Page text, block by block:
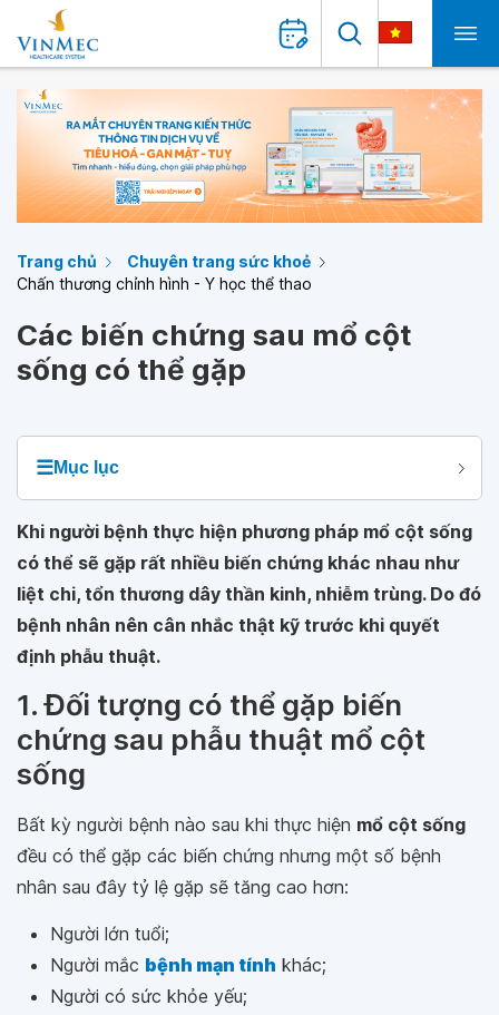
Trang chủ
Chuyên trang sức khoẻ
Chấn thương chỉnh hình - Y học thể thao
Các biến chứng sau mổ cột
sống có thể gặp
☰Mục lục
Khi người bệnh thực hiện phương pháp mổ cột sống
có thể sẽ gặp rất nhiều biến chứng khác nhau như
liệt chi, tổn thương dây thần kinh, nhiễm trùng. Do đó
bệnh nhân nên cân nhắc thật kỹ trước khi quyết
định phẫu thuật.
1. Đối tượng có thể gặp biến
chứng sau phẫu thuật mổ cột
sống
Bất kỳ người bệnh nào sau khi thực hiện mổ cột sống
đều có thể gặp các biến chứng nhưng một số bệnh
nhân sau đây tỷ lệ gặp sẽ tăng cao hơn:
Người lớn tuổi;
Người mắc bệnh mạn tính khác;
Người có sức khỏe yếu;